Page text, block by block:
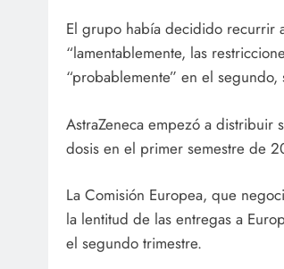
El grupo había decidido recurrir
“lamentablemente, las
“probablemente” en el
AstraZeneca empezó a distribuir
dosis en el primer semestre de
La Comisión Europea, que
la lentitud de las entregas a
el segundo trimestre.